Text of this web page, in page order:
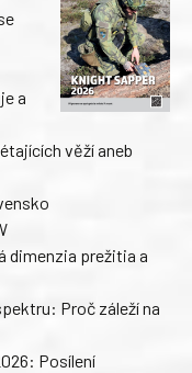
a
věží aneb
dimenzia prežitia a
Proč záleží na
Posílení